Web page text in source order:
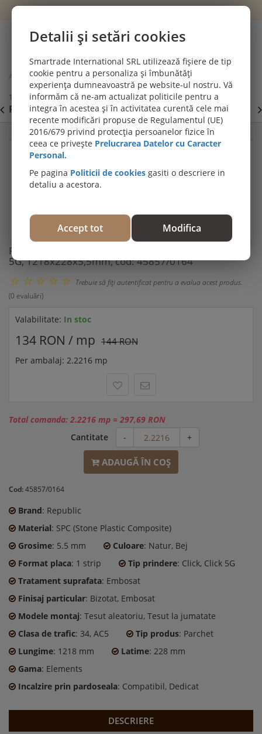
Cont
Acasă
Parchet SPC si pardoseli vinil (LVT)
Parchet SPC Gama Republic, Eclipse, Clasa 34, click 5G,
1218x228x5,5mm, cod: 45857/0164
PROMOȚII DE IULIE! PARCHET SPC SI LVT: Viziteaza
secțiunea de pardoseli SPC SI LVT
Parchet SPC Gama Republic, Eclipse, Clasa 34, click
5G, 1218x228x5,5mm, cod: 45857/0164
Trebuie să fiţi autentificat pentru a evalua acest produs.
(0 evaluări)
Valabilitate: In stoc
134 RON / mp 144 RON
Per ambalaj: 2.2216 mp
Total comanda: 2.2216 mp = 297,69 RON
Cantitate
- +
ADAUGĂ ÎN COŞ
Cod:45857/0164
Brand: Republic
Material: SPC (Stone Plastic Composite)
Grosime: 5.5 mm Culoare: Natur, Bej
Format placa: 1 strip Tip prindere: Click, Click 5G
Tratament suprafata: Embosat
Finisaj particular: Bizotat, Embosat
Modele montaj: Tesut aleatoriu, Tesut la jumatate
Clasa de trafic: 34, AC5 Tip produs: Parchet
Lungime: 1218 mm Latime: 228 mm
Gama: Elements
Incalzire prin pardoseala: Compatibil, Dedicat
DESCRIERE
Detalii și setări cookies
Smartrade International SRL utilizează fișiere de tip
cookie pentru a personaliza și îmbunătăți
experiența dumneavoastră pe website-ul nostru. Vă
informăm că ne-am actualizat politicile pentru a
integra în acestea și în activitatea curentă cele mai
recente modificări propuse de Regulamentul (UE)
2016/679 privind protecția persoanelor fizice în
ceea ce privește Prelucrarea Datelor cu Caracter
Personal.
Pe pagina Politicii de cookies gasiti o descriere in
detaliu a acestora.
Accept tot Modifica